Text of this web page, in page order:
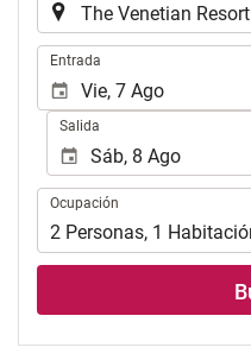
Entrada
Salida
Ocupación
Ocupación
2 Personas, 1